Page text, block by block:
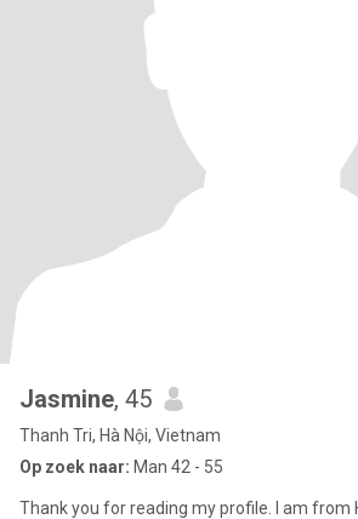
Jasmine, 45
Thanh Tri, Hà Nội, Vietnam
Op zoek naar: Man 42 - 55
Thank you for reading my profile. I am from